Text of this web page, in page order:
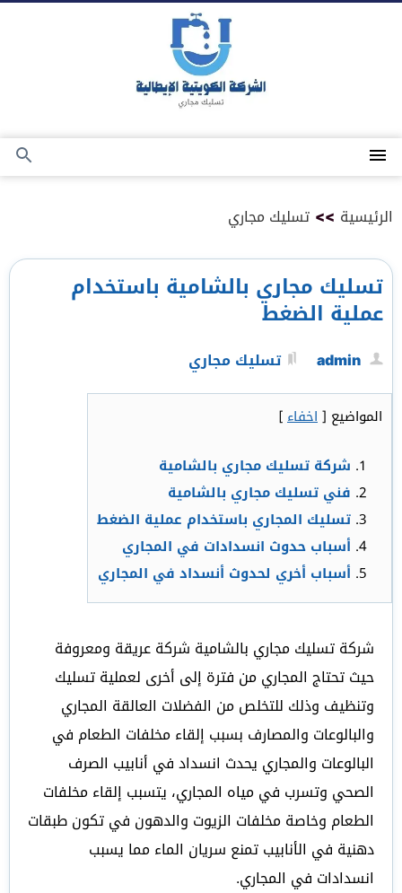
القائمة
بحث
الرئيسية >> تسليك مجاري
تسليك مجاري بالشامية باستخدام
عملية الضغط
admin تسليك مجاري
المواضيع [اخفاء]
شركة تسليك مجاري بالشامية
فني تسليك مجاري بالشامية
تسليك المجاري باستخدام عملية الضغط
أسباب حدوث انسدادات في المجاري
أسباب أخري لحدوث أنسداد في المجاري
شركة تسليك مجاري بالشامية شركة عريقة ومعروفة
حيث تحتاج المجاري من فترة إلى أخرى لعملية تسليك
وتنظيف وذلك للتخلص من الفضلات العالقة المجاري
والبالوعات والمصارف بسبب إلقاء مخلفات الطعام في
البالوعات والمجاري يحدث انسداد في أنابيب الصرف
الصحي وتسرب في مياه المجاري، يتسبب إلقاء مخلفات
الطعام وخاصة مخلفات الزيوت والدهون في تكون طبقات
دهنية في الأنابيب تمنع سريان الماء مما يسبب
انسدادات في المجاري.